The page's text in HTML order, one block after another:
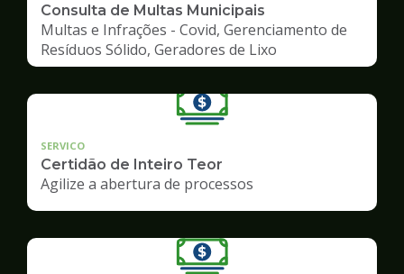
Consulta de Multas Municipais
Multas e Infrações - Covid, Gerenciamento de
Resíduos Sólido, Geradores de Lixo
SERVICO
Certidão de Inteiro Teor
Agilize a abertura de processos